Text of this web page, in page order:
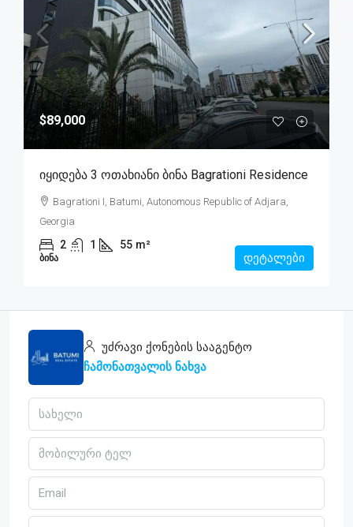
$89,000
Იყიდება 3 Ოთახიანი Ბინა Bagrationi Residence
Bagrationi I, Batumi, Autonomous Republic of Adjara,
Georgia
2 1 55 m²
ᲑᲘᲜᲐ დეტალები
უძრავი ქონების სააგენტო
ჩამონათვალის ნახვა